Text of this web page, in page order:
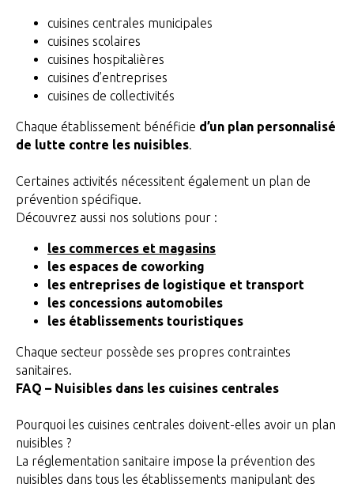
cuisines centrales municipales
cuisines scolaires
cuisines hospitalières
cuisines d’entreprises
cuisines de collectivités
Chaque établissement bénéficie d’un plan personnalisé
de lutte contre les nuisibles.
Certaines activités nécessitent également un plan de
prévention spécifique.
Découvrez aussi nos solutions pour :
les commerces et magasins
les espaces de coworking
les entreprises de logistique et transport
les concessions automobiles
les établissements touristiques
Chaque secteur possède ses propres contraintes
sanitaires.
FAQ – Nuisibles dans les cuisines centrales
Pourquoi les cuisines centrales doivent-elles avoir un plan
nuisibles ?
La réglementation sanitaire impose la prévention des
nuisibles dans tous les établissements manipulant des